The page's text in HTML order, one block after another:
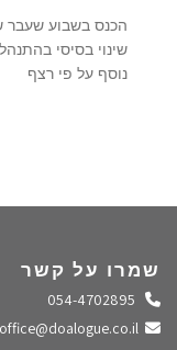
שינוי בסיסי
נוסף על פי רצף
שמרו על קשר
התקשרו אלינו
שלחו מייל